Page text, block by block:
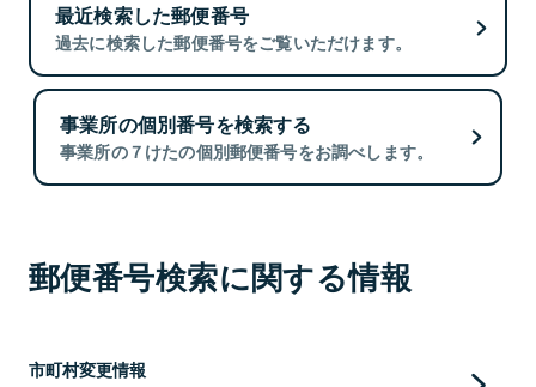
最近検索した郵便番号
過去に検索した郵便番号をご覧いただけます。
事業所の個別番号を検索する
事業所の７けたの個別郵便番号をお調べします。
郵便番号検索に関する情報
市町村変更情報